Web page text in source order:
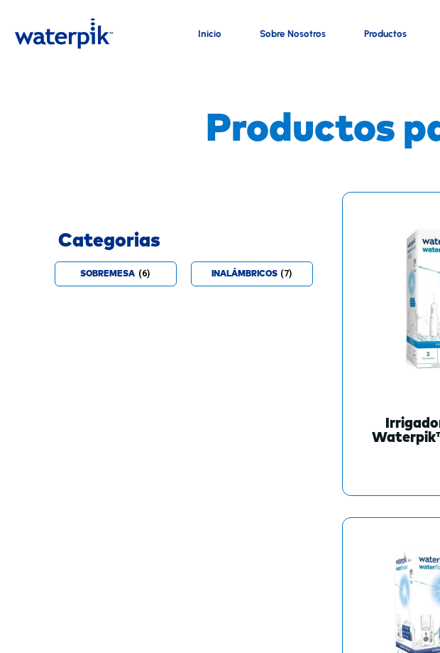
Inicio Sobre Nosotros Productos
Productos
Categorias
SOBREMESA (6) INALÁMBRICOS (7)